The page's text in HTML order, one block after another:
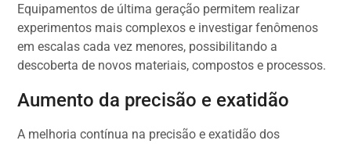
Equipamentos de última geração permitem realizar
experimentos mais complexos e investigar fenômenos
em escalas cada vez menores, possibilitando a
descoberta de novos materiais, compostos e processos.
Aumento da precisão e exatidão
A melhoria contínua na precisão e exatidão dos